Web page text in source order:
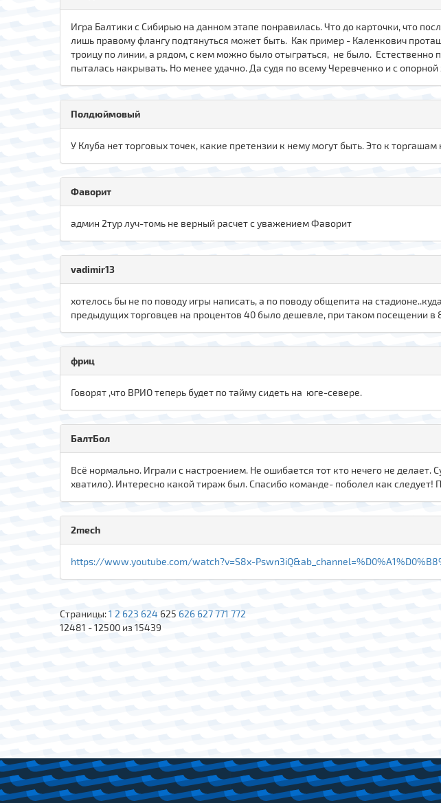
Игра Балтики с Сибирью на данном этапе понравилась. Что до карточки, что
лишь правому флангу подтянуться может быть. Как пример - Каленкович
троицу по линии, а рядом, с кем можно было отыграться, не было. Естественно
пыталась накрывать. Но менее удачно. Да судя по всему Черевченко и с
Полдюймовый
У Клуба нет торговых точек, какие претензии к нему могут быть. Это к
Фаворит
админ 2тур луч-томь не верный расчет с уважением Фаворит
vadimir13
хотелось бы не по поводу игры написать, а по поводу общепита на
предыдущих торговцев на процентов 40 было дешевле, при таком посещении
фриц
Говорят ,что ВРИО теперь будет по тайму сидеть на юге-севере.
БалтБол
Всё нормально. Играли с настроением. Не ошибается тот кто нечего не делает.
хватило). Интересно какой тираж был. Спасибо команде- поболел как следует!
2mech
https://www.youtube.com/watch?v=S8x-
Страницы:1 2 623 624 625 626 627771 772
12481 - 12500 из 15439